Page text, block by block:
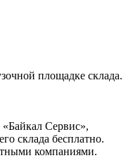
площадке склада.
Сервис»,
склада бесплатно.
компаниями.